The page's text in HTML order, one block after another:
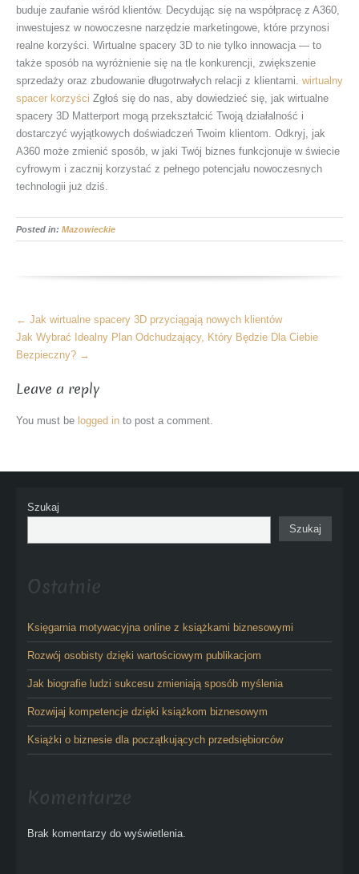
buduje zaufanie wśród klientów. Decydując się na współpracę z A360,
inwestujesz w nowoczesne narzędzie marketingowe, które przynosi
realne korzyści. Wirtualne spacery 3D to nie tylko innowacja — to
także sposób na wyróżnienie się na tle konkurencji, zwiększenie
sprzedaży oraz zbudowanie długotrwałych relacji z klientami. wirtualny
spacer korzyści Zgłoś się do nas, aby dowiedzieć się, jak wirtualne
spacery 3D Matterport mogą przekształcić Twoją działalność i
dostarczyć wyjątkowych doświadczeń Twoim klientom. Odkryj, jak
A360 może zmienić sposób, w jaki Twój biznes funkcjonuje w świecie
cyfrowym i zacznij korzystać z pełnego potencjału nowoczesnych
technologii już dziś.
Posted in: Mazowieckie
More
Articles
← Jak wirtualne spacery 3D przyciągają nowych klientów
Jak Wybrać Idealny Plan Odchudzający, Który Będzie Dla Ciebie
Bezpieczny? →
Leave a reply
You must be logged in to post a comment.
Szukaj
Szukaj
Ostatnie
Księgarnia motywacyjna online z książkami biznesowymi
Rozwój osobisty dzięki wartościowym publikacjom
Jak biografie ludzi sukcesu zmieniają sposób myślenia
Rozwijaj kompetencje dzięki książkom biznesowym
Książki o biznesie dla początkujących przedsiębiorców
Komentarze
Brak komentarzy do wyświetlenia.